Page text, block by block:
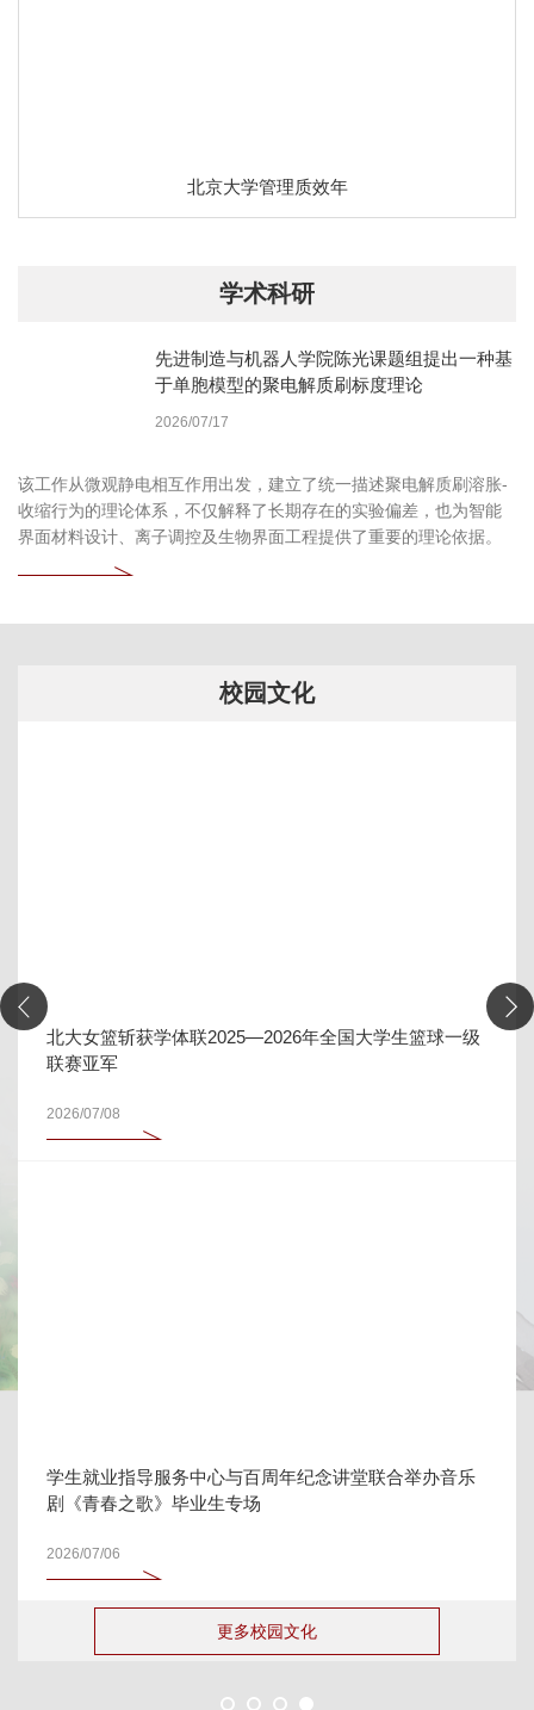
北京大学管理质效年
学术科研
先进制造与机器人学院陈光课题组提出一种基
于单胞模型的聚电解质刷标度理论
2026/07/17
该工作从微观静电相互作用出发，建立了统一描述聚电解质刷溶胀-
收缩行为的理论体系，不仅解释了长期存在的实验偏差，也为智能
界面材料设计、离子调控及生物界面工程提供了重要的理论依据。
校园文化
北大女篮斩获学体联2025—2026年全国大学生篮球一级
联赛亚军
2026/07/08
学生就业指导服务中心与百周年纪念讲堂联合举办音乐
剧《青春之歌》毕业生专场
2026/07/06
更多校园文化